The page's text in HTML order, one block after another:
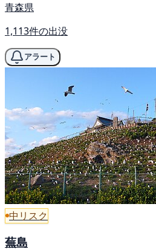
青森県
1,113件の出没
アラート
中リスク
蕪島